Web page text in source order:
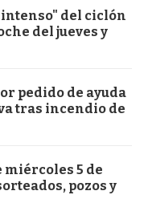
del ciclón
del jueves y
pedido de ayuda
tras incendio de
miércoles 5 de
pozos y